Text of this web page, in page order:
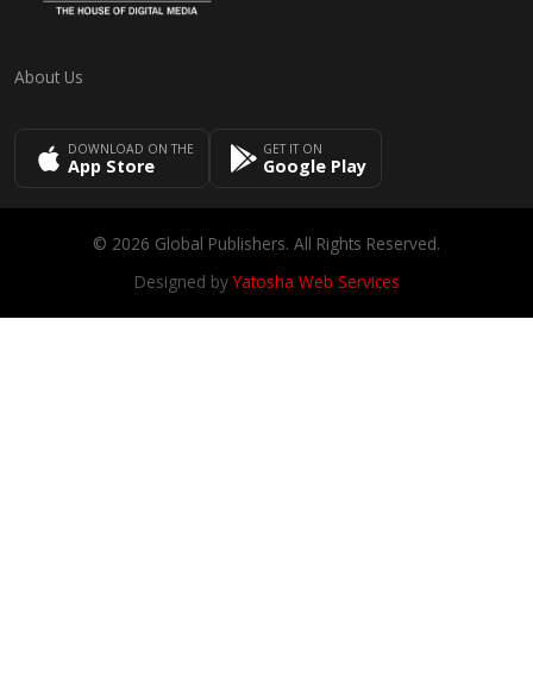
About Us
DOWNLOAD ON THE
App Store
GET IT ON
Google Play
© 2026 Global Publishers. All Rights Reserved.
Designed byYatosha Web Services